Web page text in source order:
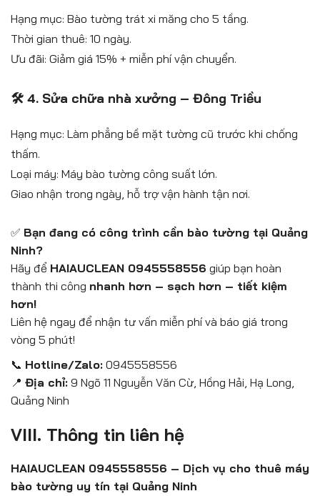
Hạng mục: Bào tường trát xi măng cho 5 tầng.
Thời gian thuê: 10 ngày.
Ưu đãi: Giảm giá 15% + miễn phí vận chuyển.
🛠️ 4. Sửa chữa nhà xưởng – Đông Triều
Hạng mục: Làm phẳng bề mặt tường cũ trước khi chống
thấm.
Loại máy: Máy bào tường công suất lớn.
Giao nhận trong ngày, hỗ trợ vận hành tận nơi.
✅ Bạn đang có công trình cần bào tường tại Quảng
Ninh?
Hãy để HAIAUCLEAN 0945558556 giúp bạn hoàn
thành thi công nhanh hơn – sạch hơn – tiết kiệm
hơn!
Liên hệ ngay để nhận tư vấn miễn phí và báo giá trong
vòng 5 phút!
📞 Hotline/Zalo: 0945558556
📍 Địa chỉ: 9 Ngõ 11 Nguyễn Văn Cừ, Hồng Hải, Hạ Long,
Quảng Ninh
VIII. Thông tin liên hệ
HAIAUCLEAN 0945558556 – Dịch vụ cho thuê máy
bào tường uy tín tại Quảng Ninh